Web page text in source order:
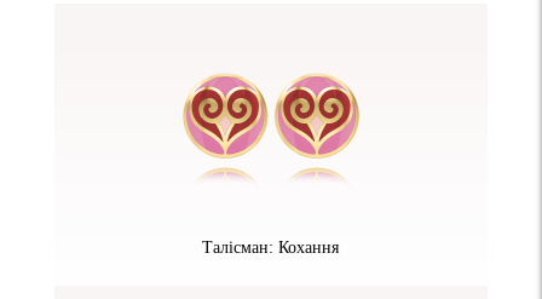
Талісман: Кохання